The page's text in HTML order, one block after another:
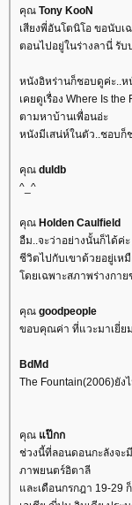
คุณ Tony KooN
เสียงพี่อันโตนิโอ ขอนับ
ตอนไปอยู่ในร่างลานี่ รับ
หนังอิหร่านก็ชอบดูค่ะ..ห
เคยดูเรื่อง Where Is
ตามหาบ้านเพื่อนอ่ะ
หนังมีเสน่ห์ในตัว..ชอบก็ช
คุณ duldb
^_^
คุณ Holden Caulfield
อืม..จะว่าอย่างนั้นก็ได้ค่
ชีวิตไปกับเขาด้วยอยู่เห
ดยเฉพาะสภาพร่างกาย
คุณ goodpeople
ขอบคุณค่า ที่แวะมาเยี่ย
BdMd
The Fountain(2006)ยัง
คุณ ป๊กก
ช่วงนี้ที่ลอนดอนกะลังจะ
ภาพยนตร์อิตาลี
ละเดือนกรกฎา 19-29